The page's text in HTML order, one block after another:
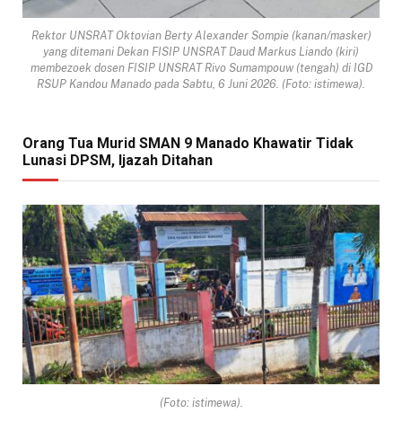
Rektor UNSRAT Oktovian Berty Alexander Sompie (kanan/masker)
yang ditemani Dekan FISIP UNSRAT Daud Markus Liando (kiri)
membezoek dosen FISIP UNSRAT Rivo Sumampouw (tengah) di IGD
RSUP Kandou Manado pada Sabtu, 6 Juni 2026. (Foto: istimewa).
Orang Tua Murid SMAN 9 Manado Khawatir Tidak
Lunasi DPSM, Ijazah Ditahan
(Foto: istimewa).